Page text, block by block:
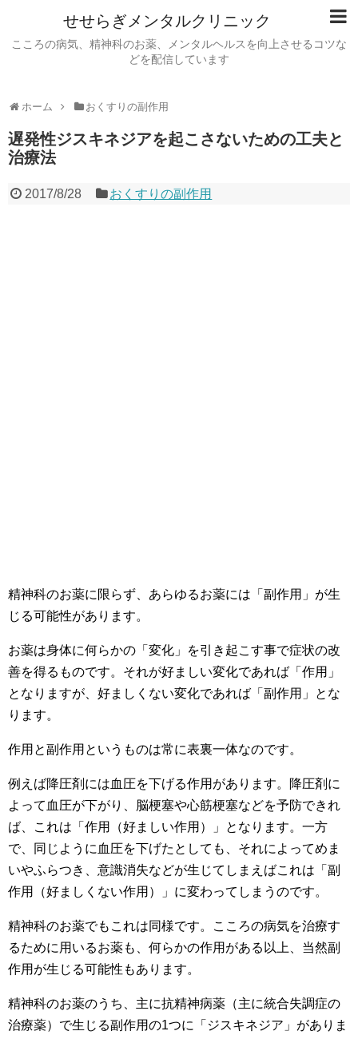
せせらぎメンタルクリニック
こころの病気、精神科のお薬、メンタルヘルスを向上させるコツな
どを配信しています
ホーム おくすりの副作用
遅発性ジスキネジアを起こさないための工夫と
治療法
2017/8/28 おくすりの副作用
精神科のお薬に限らず、あらゆるお薬には「副作用」が生
じる可能性があります。
お薬は身体に何らかの「変化」を引き起こす事で症状の改
善を得るものです。それが好ましい変化であれば「作用」
となりますが、好ましくない変化であれば「副作用」とな
ります。
作用と副作用というものは常に表裏一体なのです。
例えば降圧剤には血圧を下げる作用があります。降圧剤に
よって血圧が下がり、脳梗塞や心筋梗塞などを予防できれ
ば、これは「作用（好ましい作用）」となります。一方
で、同じように血圧を下げたとしても、それによってめま
いやふらつき、意識消失などが生じてしまえばこれは「副
作用（好ましくない作用）」に変わってしまうのです。
精神科のお薬でもこれは同様です。こころの病気を治療す
るために用いるお薬も、何らかの作用がある以上、当然副
作用が生じる可能性もあります。
精神科のお薬のうち、主に抗精神病薬（主に統合失調症の
治療薬）で生じる副作用の1つに「ジスキネジア」がありま